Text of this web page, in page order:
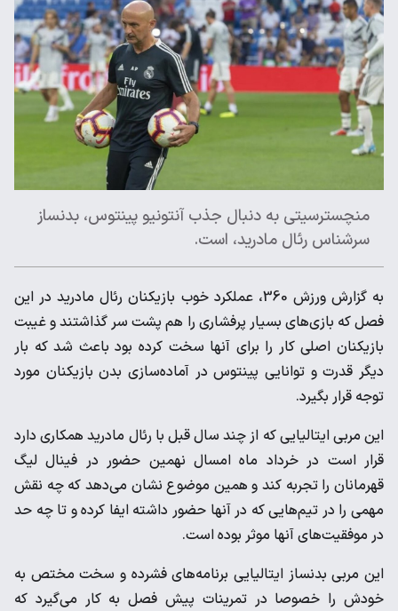
منچسترسیتی به دنبال جذب آنتونیو پینتوس، بدنساز
سرشناس رئال مادرید، است.
به گزارش ورزش 360، عملکرد خوب بازیکنان رئال مادرید در این
فصل که بازی‌های بسیار پرفشاری را هم پشت سر گذاشتند و غیبت
بازیکنان اصلی کار را برای آنها سخت کرده بود باعث شد که بار
دیگر قدرت و توانایی پینتوس در آماده‌سازی بدن بازیکنان مورد
توجه قرار بگیرد.
این مربی ایتالیایی که از چند سال قبل با رئال مادرید همکاری دارد
قرار است در خرداد ماه امسال نهمین حضور در فینال لیگ
قهرمانان را تجربه کند و همین موضوع نشان می‌دهد که چه نقش
مهمی را در تیم‌هایی که در آنها حضور داشته ایفا کرده و تا چه حد
در موفقیت‌های آنها موثر بوده است.
این مربی بدنساز ایتالیایی برنامه‌های فشرده و سخت مختص به
خودش را خصوصا در تمرینات پیش فصل به کار می‌گیرد که